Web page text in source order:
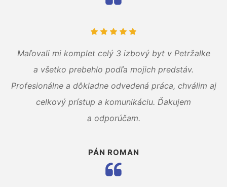
Maľovali mi komplet celý 3 izbový byt v Petržalke
a všetko prebehlo podľa mojich predstáv.
Profesionálne a dôkladne odvedená práca, chválim aj
celkový prístup a komunikáciu. Ďakujem
a odporúčam.
PÁN ROMAN